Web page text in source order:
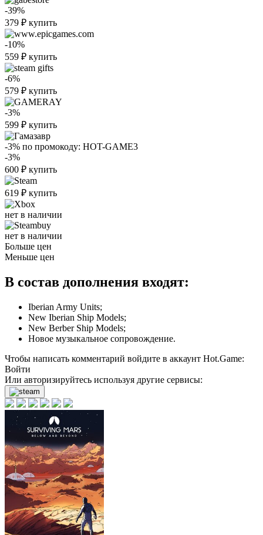
-39%
379 ₽ купить
-10%
559 ₽ купить
-6%
579 ₽ купить
-3%
599 ₽ купить
-3% по промокоду: HOT-GAME3
-3%
600 ₽ купить
619 ₽ купить
нет в наличии
нет в наличии
Больше цен
Меньше цен
В состав дополнения входят:
Iberian Army Units;
New Iberian Ship Models;
New Berber Ship Models;
Новое музыкальное сопровождение.
Чтобы написать комментарий войдите в аккаунт Hot.Game:
Войти
Или авторизируйтесь используя другие сервисы: